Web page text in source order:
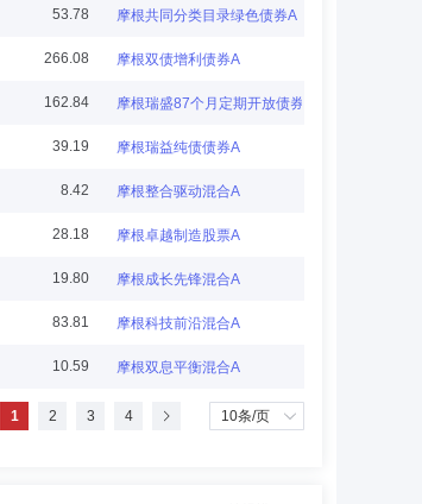
公司担任权益投资组合经理。现任摩
年担任该马会集团财务部主管。2010年
及福利信托基金投资咨询委员会主席，
53.78 摩根共同分类目录绿色债券A
266.08 摩根双债增利债券A
162.84 摩根瑞盛87个月定期开放债券
39.19 摩根瑞益纯债债券A
8.42 摩根整合驱动混合A
28.18 摩根卓越制造股票A
19.80 摩根成长先锋混合A
83.81 摩根科技前沿混合A
10.59 摩根双息平衡混合A
1 2 3 4